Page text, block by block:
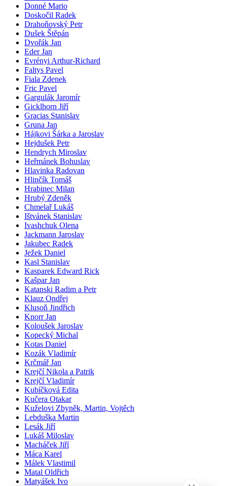
Donné Mario
Doskočil Radek
Drahoňovský Petr
Dušek Štěpán
Dvořák Jan
Eder Jan
Evrényi Arthur-Richard
Faltys Pavel
Fiala Zdenek
Fric Pavel
Gargulák Jaromír
Gicklhorn Jiří
Gracias Stanislav
Gruna Jan
Hájkovi Šárka a Jaroslav
Hejdušek Petr
Hendrych Miroslav
Heřmánek Bohuslav
Hlavinka Radovan
Hlinčík Tomáš
Hrabinec Milan
Hrubý Zdeněk
Chmelař Lukáš
Ištvánek Stanislav
Ivashchuk Olena
Jackmann Jaroslav
Jakubec Radek
Ježek Daniel
Kasl Stanislav
Kasparek Edward Rick
Kašpar Jan
Katanski Radim a Petr
Klauz Ondřej
Klusoň Jindřich
Knorr Jan
Koloušek Jaroslav
Kopecký Michal
Kotas Daniel
Kozák Vladimír
Krčmář Jan
Krejčí Nikola a Patrik
Krejčí Vladimír
Kubíčková Edita
Kučera Otakar
Kuželovi Zbyněk, Martin, Vojtěch
Lebduška Martin
Lesák Jiří
Lukáš Miloslav
Macháček Jiří
Máca Karel
Málek Vlastimil
Matal Oldřich
Matyášek Ivo